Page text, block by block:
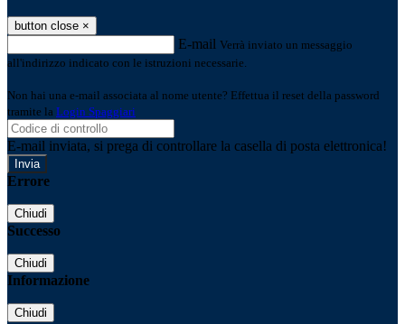
button close ×
E-mail Verrà inviato un messaggio
all'indirizzo indicato con le istruzioni necessarie.
Non hai una e-mail associata al nome utente? Effettua il reset della password
tramite la Login Spaggiari
E-mail inviata, si prega di controllare la casella di posta elettronica!
Errore
Chiudi
Successo
Chiudi
Informazione
Chiudi